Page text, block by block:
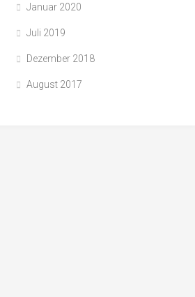
Januar 2020
Juli 2019
Dezember 2018
August 2017